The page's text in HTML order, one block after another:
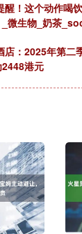
醒！这个动作喝
_微生物_奶茶
店：2025年第二
港元